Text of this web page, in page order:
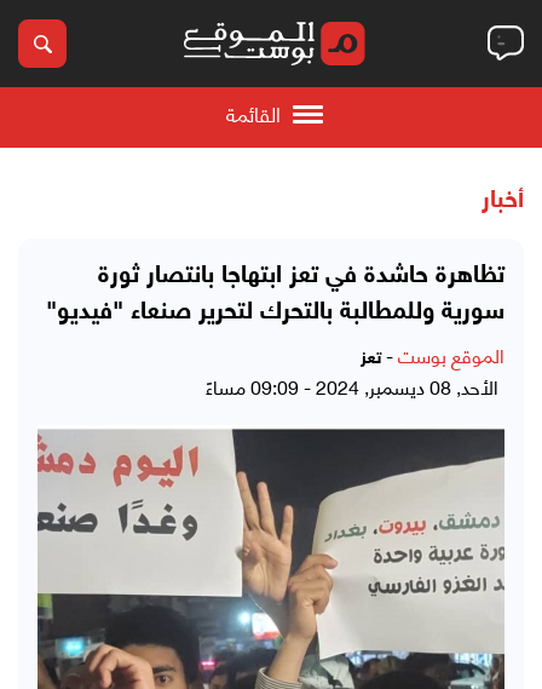
القائمة
أخبار
تظاهرة حاشدة في تعز ابتهاجا بانتصار ثورة
سورية وللمطالبة بالتحرك لتحرير صنعاء "فيديو"
الموقع بوست-تعز
الأحد, 08 ديسمبر, 2024 - 09:09 مساءً